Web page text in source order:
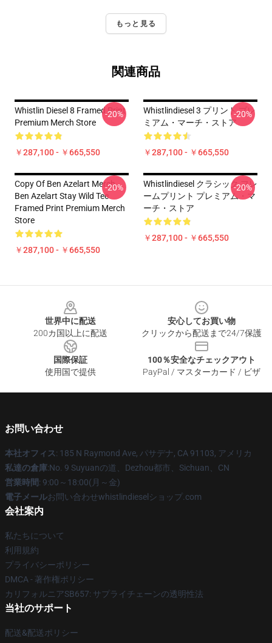
もっと見る
関連商品
Whistlin Diesel 8 Framed Print
Premium Merch Store
￥287,100 - ￥665,550
-20%
Whistlindiesel 3 プリント プレ
ミアム・マーチ・ストア
￥287,100 - ￥665,550
-20%
Copy Of Ben Azelart Merch
Ben Azelart Stay Wild Tee
Framed Print Premium Merch
Store
￥287,100 - ￥665,550
-20%
Whistlindiesel クラシック フレ
ームプリント プレミアム・マ
ーチ・ストア
￥287,100 - ￥665,550
-20%
世界中に配送
200カ国以上に配送
安心してお買い物
クリックから配送まで24/7保護
国際保証
使用国で提供
100％安全なチェックアウト
PayPal / マスターカード / ビザ
お問い合わせ
本社オフィス: 185 N Raymond Ave, パサデナ, CA 91103, アメリカ
私達の倉庫:No. 9 Suyuanの道、Dezhou都市、Sichuan、CN
営業時間: 9:00～18:00(月～金)
電子メールお問い合わせwhistlindieselショップ.com
会社案内
私たちについて
利用規約
プライバシーポリシー
DMCA - 著作権ポリシー
カリフォルニアSB657: サプライチェーンの透明性法
当社のサポート
配送&配送ポリシー